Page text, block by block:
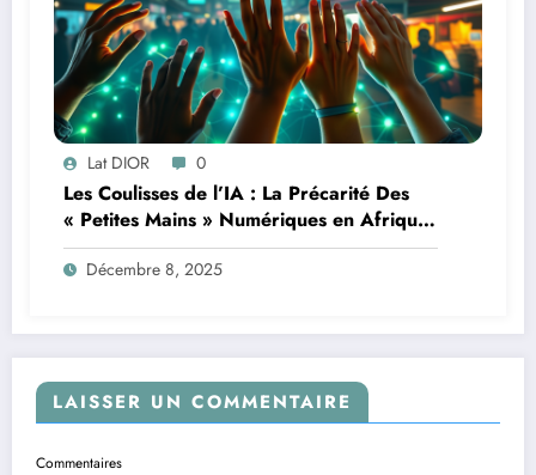
Lat DIOR 0
Les Coulisses de l’IA : La Précarité Des
« Petites Mains » Numériques en Afrique
à l’Ère de l’Intelligence Artificielle
Décembre 8, 2025
LAISSER UN COMMENTAIRE
Commentaires